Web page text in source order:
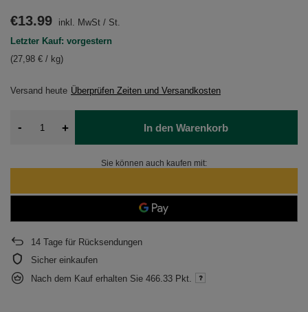
Versand heute Überprüfen Zeiten und Versandkosten
€13.99 inkl. MwSt / St.
Letzter Kauf: vorgestern
(27,98 € / kg)
- + In den Warenkorb
Sie können auch kaufen mit:
14 Tage für Rücksendungen
Sicher einkaufen
Nach dem Kauf erhalten Sie 466.33 Pkt.